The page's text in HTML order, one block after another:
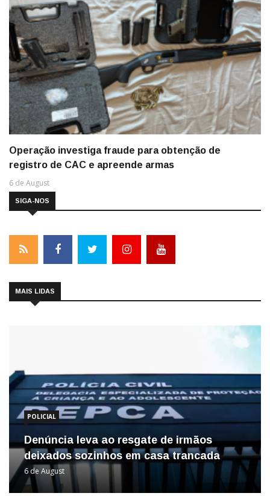
Operação investiga fraude para obtenção de
registro de CAC e apreende armas
6 de August
SIGA-NOS
MAIS LIDAS
POLICIAL
Denúncia leva ao resgate de irmãos
deixados sozinhos em casa trancada
6 de August